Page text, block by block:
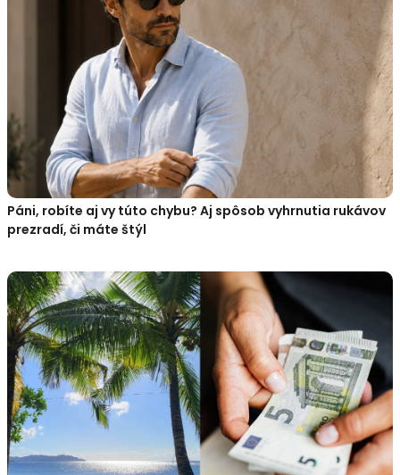
Páni, robíte aj vy túto chybu? Aj spôsob vyhrnutia rukávov
prezradí, či máte štýl